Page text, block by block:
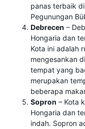
panas terbaik
Pegunungan
Debrecen –
Hongaria dan
Kota ini adalah
mengesankan
tempat yang
merupakan
beberapa
Sopron – Kota
Hongaria dan
indah. Sopron